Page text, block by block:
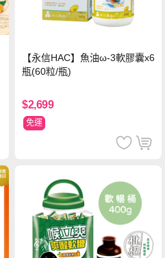
【永信HAC】魚油ω-3軟膠囊x6
瓶(60粒/瓶)
$2,699
免運